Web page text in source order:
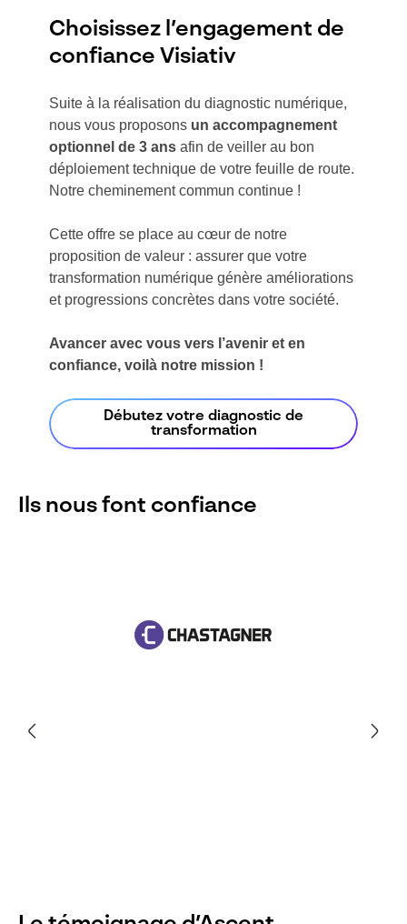
Choisissez l’engagement de
confiance Visiativ
Suite à la réalisation du diagnostic numérique,
nous vous proposons un accompagnement
optionnel de 3 ans afin de veiller au bon
déploiement technique de votre feuille de route.
Notre cheminement commun continue !
Cette offre se place au cœur de notre
proposition de valeur : assurer que votre
transformation numérique génère améliorations
et progressions concrètes dans votre société.
Avancer avec vous vers l’avenir et en
confiance, voilà notre mission !
Débutez votre diagnostic de
transformation
Ils nous font confiance